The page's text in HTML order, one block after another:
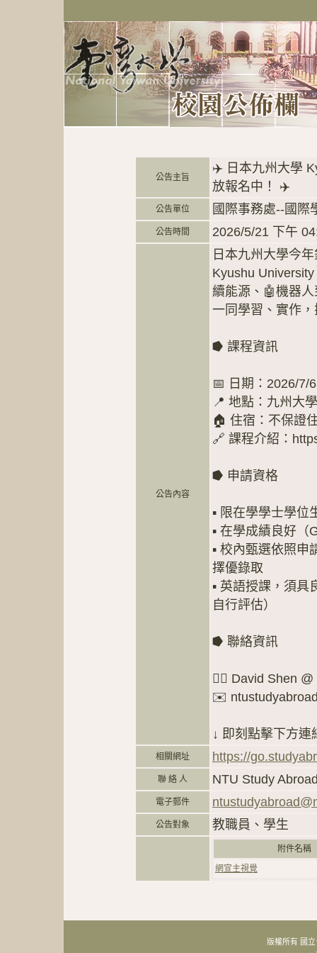
公告主旨
✈️ 日本九州大學
放報名中！ ✈️
公告單位 國際事務處--國際
公告時間 2026/5/21 下午
公告內容
日本九州大學今
Kyushu
續能源、🤖機器
一同學習、實作
⭓ 課程資訊
📅 日期：2026/7/
📍 地點：九州大
🏠 住宿：不保證
🔗 課程介紹：
⭓ 申請資格
▪️ 限在學學士學位
▪️ 在學成績良好（
▪️ 校內甄選依照申
擇優錄取
▪️ 英語授課，須具
自行評估）
⭓ 聯絡資訊
🙋‍♂️ David Shen
✉️
↓ 即刻點擊下方連
相關網址 https://
聯 絡 人 NTU Study
電子郵件
公告對象 教職員、學生
附件名
網宣主視覺
版權所有 國